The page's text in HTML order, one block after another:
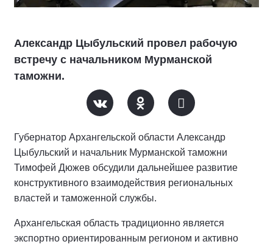
Александр Цыбульский провел рабочую
встречу с начальником Мурманской
таможни.
Губернатор Архангельской области Александр
Цыбульский и начальник Мурманской таможни
Тимофей Дюжев обсудили дальнейшее развитие
конструктивного взаимодействия региональных
властей и таможенной службы.
Архангельская область традиционно является
экспортно ориентированным регионом и активно